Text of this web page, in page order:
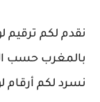
نقدم لكم ترقيم
بالمغرب حسب
نسرد لكم أرقام